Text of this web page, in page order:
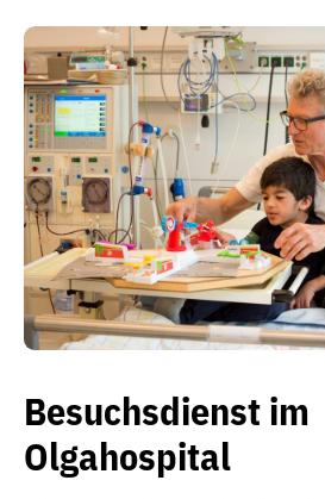
Besuchsdienst im
Olgahospital